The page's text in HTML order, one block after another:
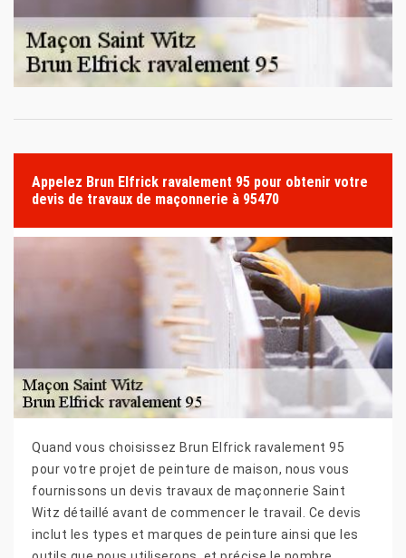
Appelez Brun Elfrick ravalement 95 pour obtenir votre
devis de travaux de maçonnerie à 95470
Quand vous choisissez Brun Elfrick ravalement 95
pour votre projet de peinture de maison, nous vous
fournissons un devis travaux de maçonnerie Saint
Witz détaillé avant de commencer le travail. Ce devis
inclut les types et marques de peinture ainsi que les